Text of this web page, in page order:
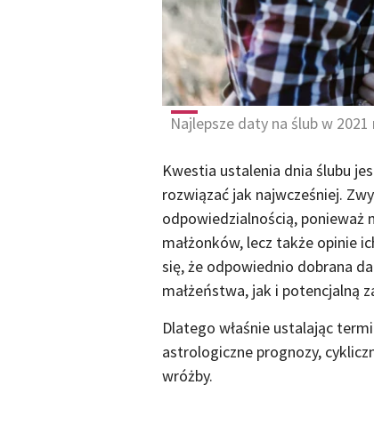
Najlepsze daty na ślub w 2021
Kwestia ustalenia dnia ślubu
rozwiązać jak najwcześniej.
odpowiedzialnością, ponieważ
małżonków, lecz także opinie
się, że odpowiednio dobrana
małżeństwa, jak i potencjalną
Dlatego właśnie ustalając
astrologiczne prognozy,
wróżby.